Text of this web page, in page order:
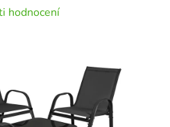
hodnocení